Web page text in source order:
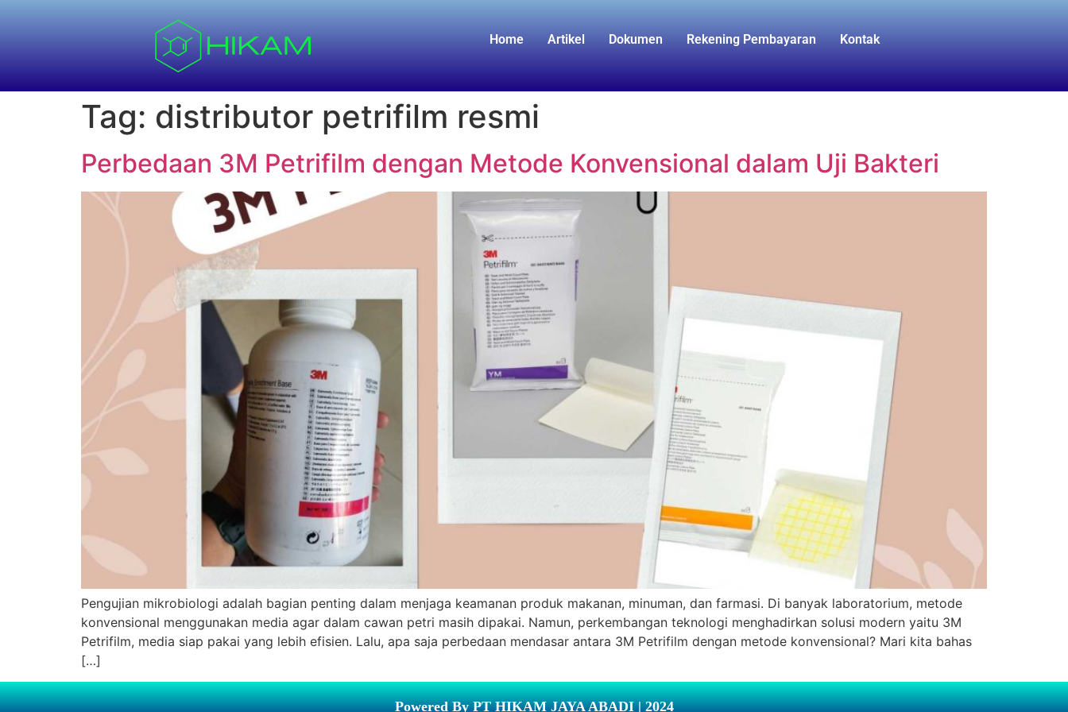
Home Artikel Dokumen Rekening Pembayaran Kontak
Tag: distributor petrifilm resmi
Perbedaan 3M Petrifilm dengan Metode Konvensional dalam Uji Bakteri
Pengujian mikrobiologi adalah bagian penting dalam menjaga keamanan produk makanan, minuman, dan farmasi. Di banyak laboratorium, metode
konvensional menggunakan media agar dalam cawan petri masih dipakai. Namun, perkembangan teknologi menghadirkan solusi modern yaitu 3M
Petrifilm, media siap pakai yang lebih efisien. Lalu, apa saja perbedaan mendasar antara 3M Petrifilm dengan metode konvensional? Mari kita bahas
[…]
Powered By PT HIKAM JAYA ABADI | 2024